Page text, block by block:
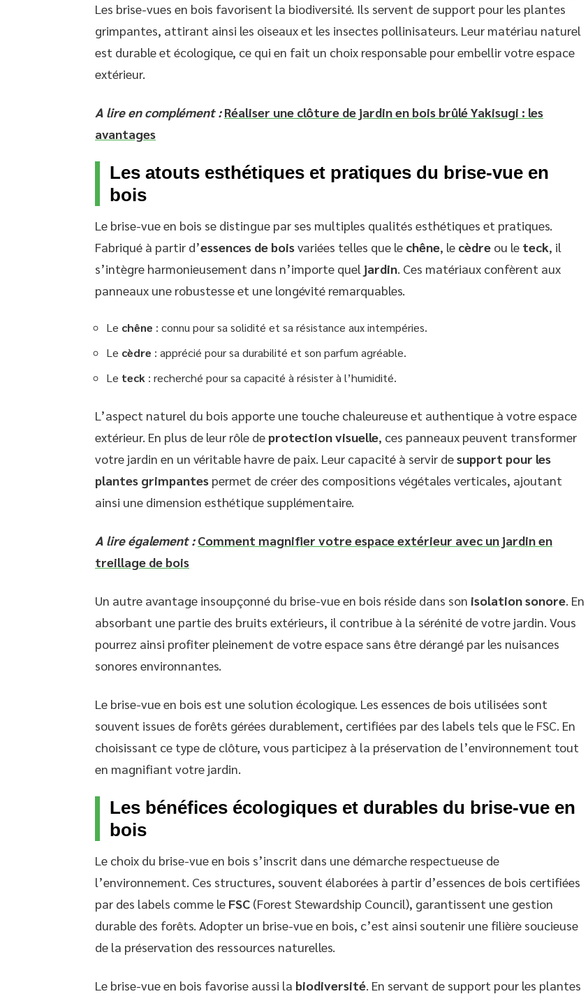
Les brise-vues en bois favorisent la biodiversité. Ils servent de support pour les plantes
grimpantes, attirant ainsi les oiseaux et les insectes pollinisateurs. Leur matériau naturel
est durable et écologique, ce qui en fait un choix responsable pour embellir votre espace
extérieur.
A lire en complément : Réaliser une clôture de jardin en bois brûlé Yakisugi : les
avantages
Les atouts esthétiques et pratiques du brise-vue en
bois
Le brise-vue en bois se distingue par ses multiples qualités esthétiques et pratiques.
Fabriqué à partir d’essences de boisvariées telles que le chêne, le cèdre ou le teck, il
s’intègre harmonieusement dans n’importe quel jardin. Ces matériaux confèrent aux
panneaux une robustesse et une longévité remarquables.
Le chêne : connu pour sa solidité et sa résistance aux intempéries.
Le cèdre : apprécié pour sa durabilité et son parfum agréable.
Le teck : recherché pour sa capacité à résister à l’humidité.
L’aspect naturel du bois apporte une touche chaleureuse et authentique à votre espace
extérieur. En plus de leur rôle de protection visuelle, ces panneaux peuvent transformer
votre jardin en un véritable havre de paix. Leur capacité à servir desupport pour les
plantes grimpantes permet de créer des compositions végétales verticales, ajoutant
ainsi une dimension esthétique supplémentaire.
A lire également : Comment magnifier votre espace extérieur avec un jardin en
treillage de bois
Un autre avantage insoupçonné du brise-vue en bois réside dans son isolation sonore. En
absorbant une partie des bruits extérieurs, il contribue à la sérénité de votre jardin. Vous
pourrez ainsi profiter pleinement de votre espace sans être dérangé par les nuisances
sonores environnantes.
Le brise-vue en bois est une solution écologique. Les essences de bois utilisées sont
souvent issues de forêts gérées durablement, certifiées par des labels tels que le FSC. En
choisissant ce type de clôture, vous participez à la préservation de l’environnement tout
en magnifiant votre jardin.
Les bénéfices écologiques et durables du brise-vue en
bois
Le choix du brise-vue en bois s’inscrit dans une démarche respectueuse de
l’environnement. Ces structures, souvent élaborées à partir d’essences de bois certifiées
par des labels comme le FSC (Forest Stewardship Council), garantissent une gestion
durable des forêts. Adopter un brise-vue en bois, c’est ainsi soutenir une filière soucieuse
de la préservation des ressources naturelles.
Le brise-vue en bois favorise aussi la biodiversité. En servant de support pour les plantes